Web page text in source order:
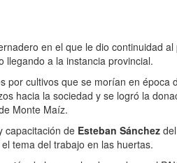
en el que le dio continuidad
llegando a la instancia provincial.
por cultivos que se morían en
hacia la sociedad y se logró la
Monte Maíz.
capacitación de Esteban Sánchez
tema del trabajo en las huertas.